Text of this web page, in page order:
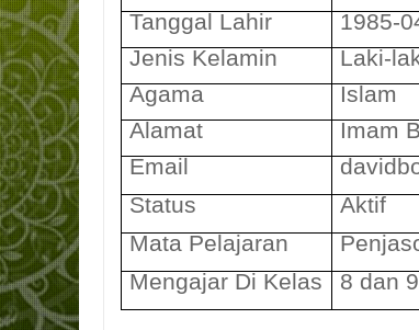
Tanggal Lahir
1985-
Jenis Kelamin
Laki-
Agama
Islam
Alamat
Imam
Email
Status
Aktif
Mata Pelajaran
Mengajar Di Kelas
8 dan 9